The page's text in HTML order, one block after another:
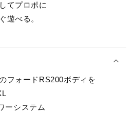
てプロポに
遊べる。
フォードRS200ボディを
ーシステム